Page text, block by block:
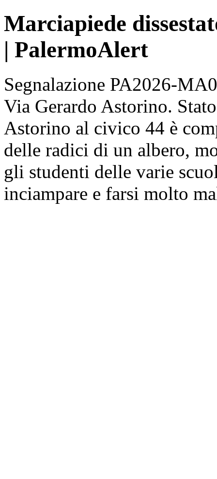
Marciapiede
| PalermoAlert
Segnalazione PA2026-
Via Gerardo Astorino.
Astorino al civico 44 è
delle radici di un albero,
gli studenti delle varie
inciampare e farsi molto